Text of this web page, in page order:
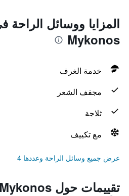
Mykonos
خدمة الغرف
مجفف الشعر
ثلاجة
مع تكييف
عرض جميع وسائل الراحة وعددها 4
تقييمات حول Aegean Hotel Mykonos